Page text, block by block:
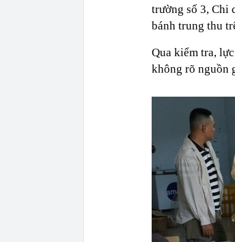
trường số 3, Chi
bánh trung thu
Qua kiểm tra,
không rõ nguồn